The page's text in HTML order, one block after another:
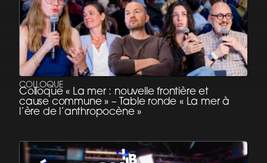
COLLOQUE
Colloque « La mer : nouvelle frontière et
cause commune » – Table ronde « La mer à
l’ère de l’anthropocène »